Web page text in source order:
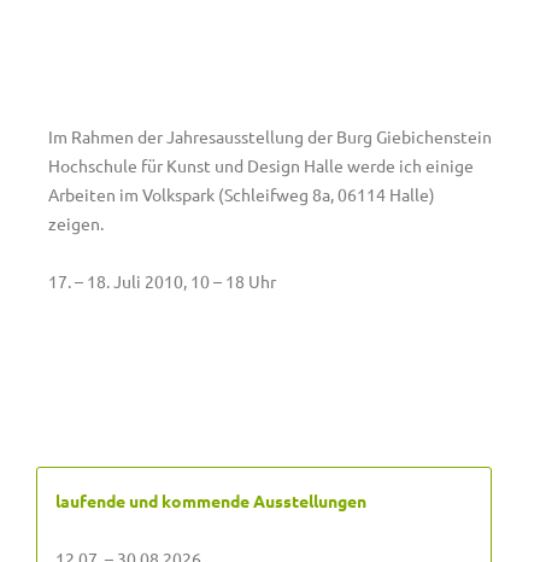
Im Rahmen der Jahresausstellung der Burg Giebichenstein
Hochschule für Kunst und Design Halle werde ich einige
Arbeiten im Volkspark (Schleifweg 8a, 06114 Halle)
zeigen.
17. – 18. Juli 2010, 10 – 18 Uhr
laufende und kommende Ausstellungen